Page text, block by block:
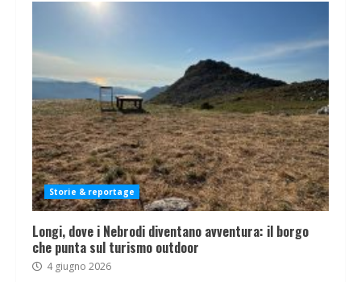
Storie & reportage
Longi, dove i Nebrodi diventano avventura: il borgo
che punta sul turismo outdoor
4 giugno 2026